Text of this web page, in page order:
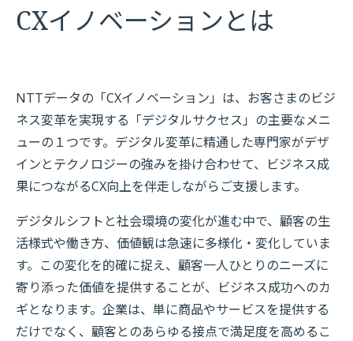
CXイノベーションとは
NTTデータの「CXイノベーション」は、お客さまのビジ
ネス変革を実現する「デジタルサクセス」の主要なメニ
ューの１つです。デジタル変革に精通した専門家がデザ
インとテクノロジーの強みを掛け合わせて、ビジネス成
果につながるCX向上を伴走しながらご支援します。
デジタルシフトと社会環境の変化が進む中で、顧客の生
活様式や働き方、価値観は急速に多様化・変化していま
す。この変化を的確に捉え、顧客一人ひとりのニーズに
寄り添った価値を提供することが、ビジネス成功へのカ
ギとなります。企業は、単に商品やサービスを提供する
だけでなく、顧客とのあらゆる接点で満足度を高めるこ